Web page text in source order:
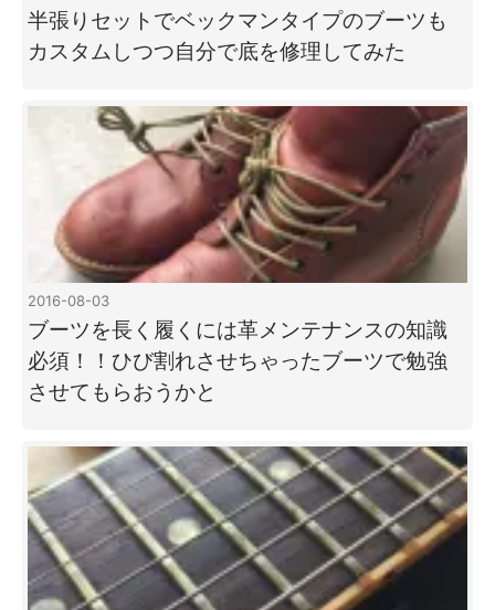
半張りセットでベックマンタイプのブーツも
カスタムしつつ自分で底を修理してみた
2016-08-03
ブーツを長く履くには革メンテナンスの知識
必須！！ひび割れさせちゃったブーツで勉強
させてもらおうかと